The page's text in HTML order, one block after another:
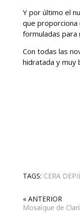
Y por último el
que proporciona
formuladas para
Con todas las
hidratada y muy
TAGS: CERA
« ANTERIOR
Mosaïque de